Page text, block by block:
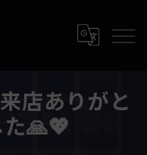
店ありがと
🙏💖